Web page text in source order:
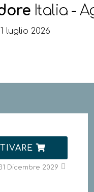
Italia -
luglio 2026
Dicembre 2029